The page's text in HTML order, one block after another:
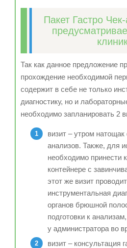
Пакет Гастро
Так как данное предложение
прохождение необходимой
содержит в себе не только
диагностику, но и
необходимо запланировать 2
визит – утром
анализов. Также, для
необходимо принести
контейнере с
этот же визит
инструментальная
органов брюшной
подготовки к
у администратора во
визит – консультация